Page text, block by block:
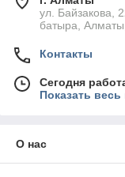
ул. Байзакова,
батыра,
Контакты
Сегодня
Показать
О нас